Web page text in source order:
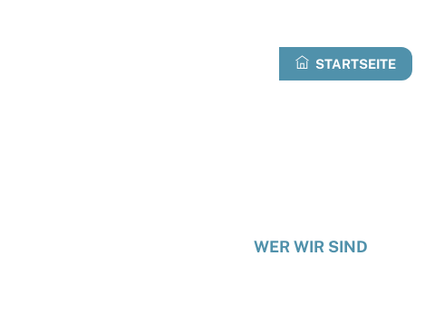
STARTSEITE
WER WIR SIND